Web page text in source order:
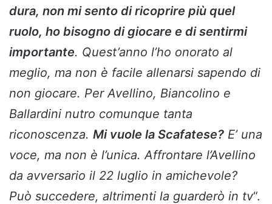
dura, non mi sento di ricoprire più quel
ruolo, ho bisogno di giocare e di sentirmi
importante. Quest’anno l’ho onorato al
meglio, ma non è facile allenarsi sapendo di
non giocare. Per Avellino, Biancolino e
Ballardini nutro comunque tanta
riconoscenza. Mi vuole la Scafatese? E’ una
voce, ma non è l’unica. Affrontare l’Avellino
da avversario il 22 luglio in amichevole?
Può succedere, altrimenti la guarderò in tv“.